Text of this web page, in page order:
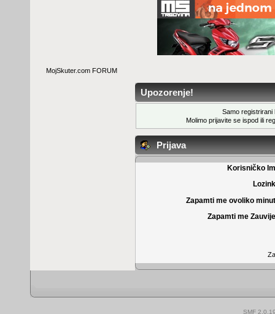
MojSkuter.com FORUM
Upozorenje!
Samo registrirani
Molimo prijavite se ispod ili
Prijava
Korisničko
Zapamti me ovoliko
Zapamti me
SMF